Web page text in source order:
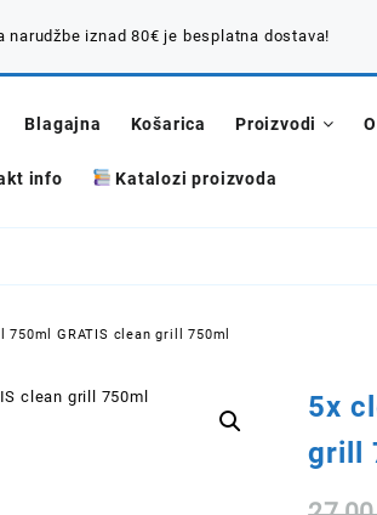
narudžbe iznad 80€ je besplatna dostava!
Blagajna Košarica Proizvodi
info Katalozi proizvoda
750ml GRATIS clean grill 750ml
5x
grill